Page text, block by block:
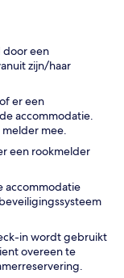
door een
zijn/haar
er een
accommodatie.
mee.
een rookmelder
accommodatie
in wordt gebruikt
overeen te